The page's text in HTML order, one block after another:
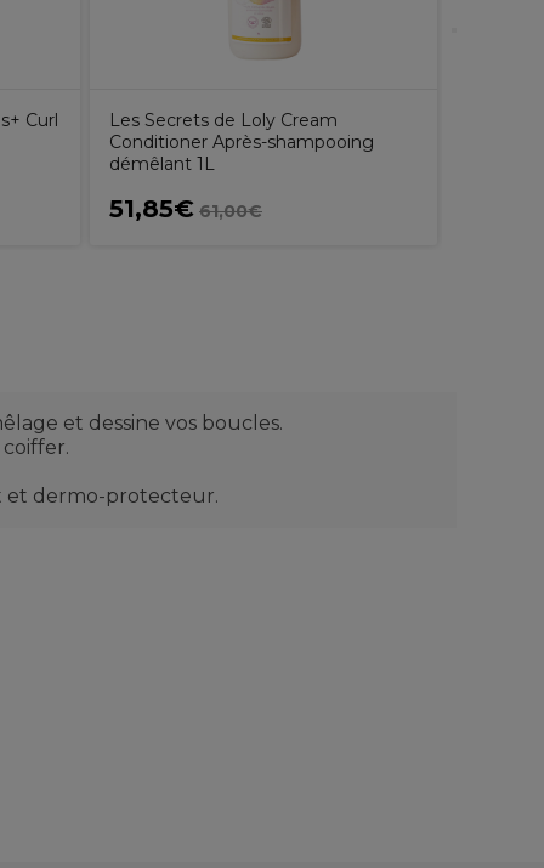
Curl
Les Secrets de Loly Cream
Conditioner Après-shampooing
démêlant 1L
51,85€ 61,00€
et dessine vos boucles.
et dermo-protecteur.